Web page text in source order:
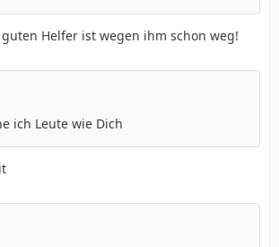
Helfer ist wegen ihm schon weg!
ich Leute wie Dich